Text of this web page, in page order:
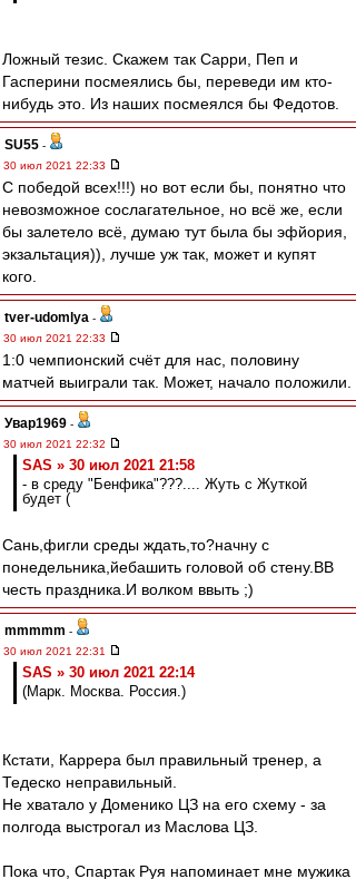
Ложный тезис. Скажем так Сарри, Пеп и
Гасперини посмеялись бы, переведи им кто-
нибудь это. Из наших посмеялся бы Федотов.
SU55 -
30 июл 2021 22:33
С победой всех!!!) но вот если бы, понятно что
невозможное сослагательное, но всë же, если
бы залетело всë, думаю тут была бы эфйория,
экзальтация)), лучше уж так, может и купят
кого.
tver-udomlya -
30 июл 2021 22:33
1:0 чемпионский счёт для нас, половину
матчей выиграли так. Может, начало положили.
Увар1969 -
30 июл 2021 22:32
SAS » 30 июл 2021 21:58
- в среду "Бенфика"???.... Жуть с Жуткой
будет (
Сань,фигли среды ждать,то?начну с
понедельника,йебашить головой об стену.ВВ
честь праздника.И волком ввыть ;)
mmmmm -
30 июл 2021 22:31
SAS » 30 июл 2021 22:14
(Марк. Москва. Россия.)
Кстати, Каррера был правильный тренер, а
Тедеско неправильный.
Не хватало у Доменико ЦЗ на его схему - за
полгода выстрогал из Маслова ЦЗ.
Пока что, Спартак Руя напоминает мне мужика